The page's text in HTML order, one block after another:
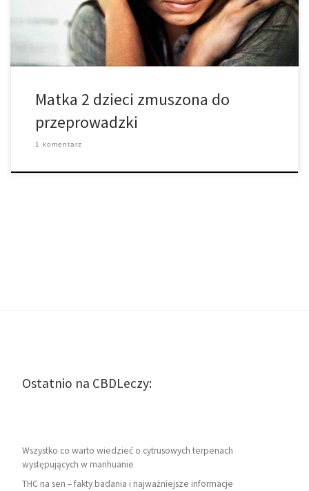
Matka 2 dzieci zmuszona do
przeprowadzki
1 komentarz
Ostatnio na CBDLeczy:
Wszystko co warto wiedzieć o cytrusowych terpenach
występujących w marihuanie
THC na sen – fakty badania i najważniejsze informacje